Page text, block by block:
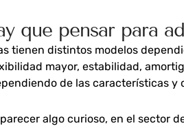
que pensar para
tienen distintos modelos
mayor, estabilidad,
de las características y
algo curioso, en el sector